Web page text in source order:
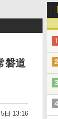
磐道
日 13:16